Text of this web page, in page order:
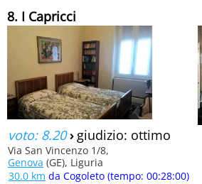
8. I Capricci
voto: 8.20› giudizio: ottimo
Via San Vincenzo 1/8,
Genova (GE), Liguria
30.0 km da Cogoleto (tempo: 00:28:00)